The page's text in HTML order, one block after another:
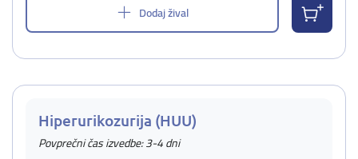
Dodaj žival
Hiperurikozurija (HUU)
Povprečni čas izvedbe: 3-4 dni